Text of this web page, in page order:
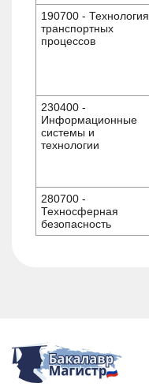
190700 - Технология
транспортных
процессов
230400 -
Информационные
системы и
технологии
280700 -
Техносферная
безопасность